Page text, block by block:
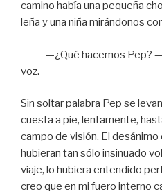
camino había una pequeña
leña y una niña mirándonos
—¿Qué hacemos Pep?
voz.
Sin soltar palabra Pep se
cuesta a pie, lentamente,
campo de visión. El
hubieran tan sólo insinuado
viaje, lo hubiera entendido
creo que en mi fuero interno